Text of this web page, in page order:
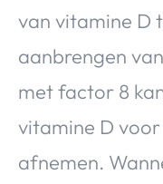
van vitamine D
aanbrengen
met factor 8
vitamine D
afnemen.